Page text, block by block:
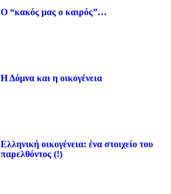
Ο “κακός μας ο καιρός”…
Η Δόμνα και η οικογένεια
Ελληνική οικογένεια: ένα στοιχείο του
παρελθόντος (!)